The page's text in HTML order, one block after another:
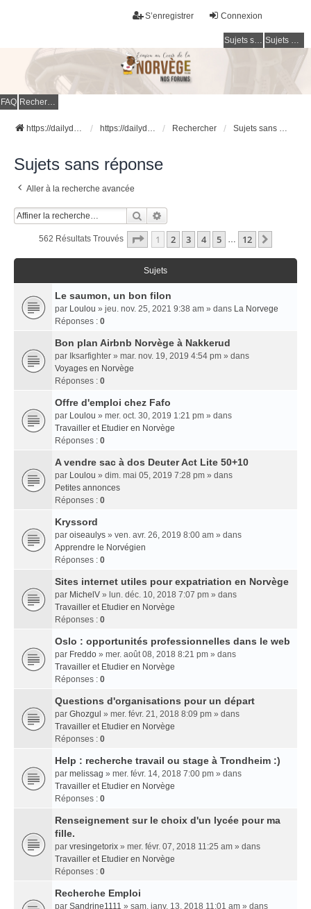
Connexion
S’enregistrer
Sujets sans réponse Sujets actifs
FAQ Rechercher
https://dailydigesthub.com https://dailydigesthub.com Rechercher Sujets sans réponse
Sujets sans réponse
Aller à la recherche avancée
Rechercher
562 Résultats Trouvés Page 1Sur
1 2 3 4 5 … 12
Sujets
Le saumon, un bon filon
par Loulou » jeu. nov. 25, 2021 9:38 am » dans La Norvege
Réponses : 0
Bon plan Airbnb Norvège à Nakkerud
par Iksarfighter » mar. nov. 19, 2019 4:54 pm » dans
Voyages en Norvège
Réponses : 0
Offre d'emploi chez Fafo
par Loulou » mer. oct. 30, 2019 1:21 pm » dans
Travailler et Etudier en Norvège
Réponses : 0
A vendre sac à dos Deuter Act Lite 50+10
par Loulou » dim. mai 05, 2019 7:28 pm » dans
Petites annonces
Réponses : 0
Kryssord
par oiseaulys » ven. avr. 26, 2019 8:00 am » dans
Apprendre le Norvégien
Réponses : 0
Sites internet utiles pour expatriation en Norvège
par MichelV » lun. déc. 10, 2018 7:07 pm » dans
Travailler et Etudier en Norvège
Réponses : 0
Oslo : opportunités professionnelles dans le web
par Freddo » mer. août 08, 2018 8:21 pm » dans
Travailler et Etudier en Norvège
Réponses : 0
Questions d'organisations pour un départ
par Ghozgul » mer. févr. 21, 2018 8:09 pm » dans
Travailler et Etudier en Norvège
Réponses : 0
Help : recherche travail ou stage à Trondheim :)
par melissag » mer. févr. 14, 2018 7:00 pm » dans
Travailler et Etudier en Norvège
Réponses : 0
Renseignement sur le choix d'un lycée pour ma
fille.
par vresingetorix » mer. févr. 07, 2018 11:25 am » dans
Travailler et Etudier en Norvège
Réponses : 0
Recherche Emploi
par Sandrine1111 » sam. janv. 13, 2018 11:01 am » dans